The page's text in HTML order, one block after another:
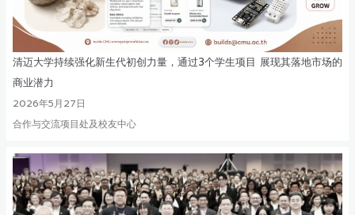
清迈大学持续强化新生代初创力量，通过3个学生项目 展现其落地市场的
商业潜力
2026年5月27日
合作与交流项目处及校友中心